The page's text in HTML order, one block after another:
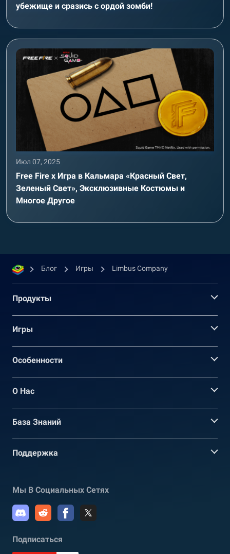
убежище и сразись с ордой зомби!
Июл 07, 2025
Free Fire x Игра в Кальмара «Красный Свет,
Зеленый Свет», Эксклюзивные Костюмы и
Многое Другое
Блог Игры Limbus Company
Продукты
Игры
Oсобенности
О Нас
База Знаний
Поддержка
Мы В Социальных Сетях
Подписаться